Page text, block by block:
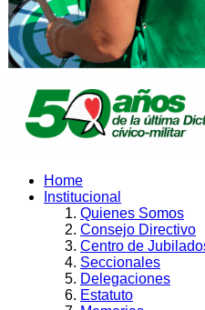
Home
Institucional
Quienes Somos
Consejo Directivo
Centro de
Seccionales
Delegaciones
Estatuto